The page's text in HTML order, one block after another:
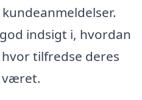
indsigt i, hvordan
tilfredse deres
været.